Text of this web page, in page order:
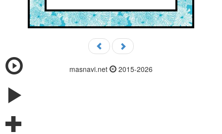
masnavi.net 2015-2026